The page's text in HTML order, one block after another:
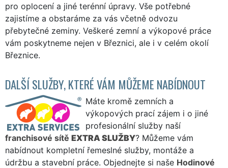
pro oplocení a jiné terénní úpravy. Vše potřebné
zajistíme a obstaráme za vás včetně odvozu
přebytečné zeminy. Veškeré zemní a výkopové práce
vám poskytneme nejen v Březnici, ale i v celém okolí
Březnice.
DALŠÍ SLUŽBY, KTERÉ VÁM MŮŽEME NABÍDNOUT
Máte kromě zemních a
výkopových prací zájem i o jiné
profesionální služby naší
franchisové sítě EXTRA SLUŽBY? Můžeme vám
nabídnout kompletní řemeslné služby, montáže a
údržbu a stavební práce. Objednejte si naše Hodinové